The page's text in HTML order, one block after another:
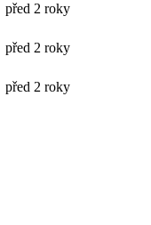
před 2 roky
před 2 roky
před 2 roky